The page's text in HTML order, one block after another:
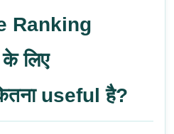
Ranking
लिए
useful है?